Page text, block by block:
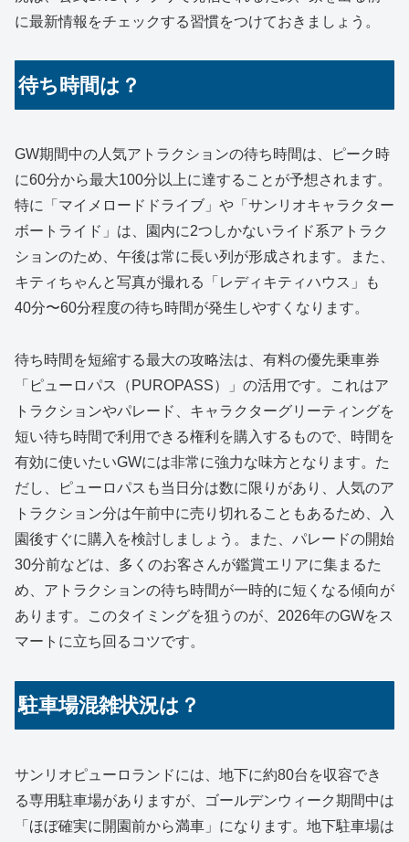
に最新情報をチェックする習慣をつけておきましょう。
待ち時間は？
GW期間中の人気アトラクションの待ち時間は、ピーク時
に60分から最大100分以上に達することが予想されます。
特に「マイメロードドライブ」や「サンリオキャラクター
ボートライド」は、園内に2つしかないライド系アトラク
ションのため、午後は常に長い列が形成されます。また、
キティちゃんと写真が撮れる「レディキティハウス」も
40分〜60分程度の待ち時間が発生しやすくなります。
待ち時間を短縮する最大の攻略法は、有料の優先乗車券
「ピューロパス（PUROPASS）」の活用です。これはア
トラクションやパレード、キャラクターグリーティングを
短い待ち時間で利用できる権利を購入するもので、時間を
有効に使いたいGWには非常に強力な味方となります。た
だし、ピューロパスも当日分は数に限りがあり、人気のア
トラクション分は午前中に売り切れることもあるため、入
園後すぐに購入を検討しましょう。また、パレードの開始
30分前などは、多くのお客さんが鑑賞エリアに集まるた
め、アトラクションの待ち時間が一時的に短くなる傾向が
あります。このタイミングを狙うのが、2026年のGWをス
マートに立ち回るコツです。
駐車場混雑状況は？
サンリオピューロランドには、地下に約80台を収容でき
る専用駐車場がありますが、ゴールデンウィーク期間中は
「ほぼ確実に開園前から満車」になります。地下駐車場は